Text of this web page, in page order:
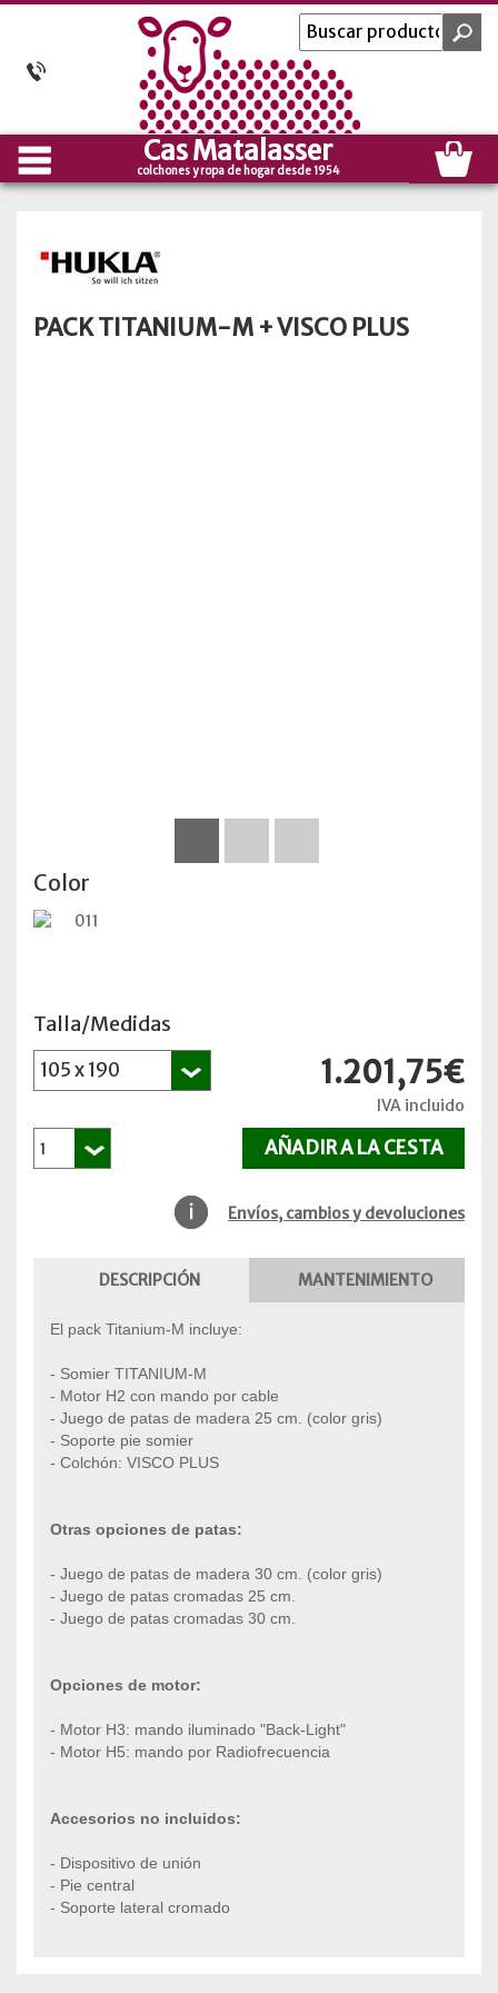
Cas Matalasser
colchones y ropa de hogar desde 1954
PACK TITANIUM-M + VISCO PLUS
Color
Talla/Medidas
1.201,75€
IVA incluido
Envíos, cambios y devoluciones
DESCRIPCIÓN MANTENIMIENTO
El pack Titanium-M incluye:
- Somier TITANIUM-M
- Motor H2 con mando por cable
- Juego de patas de madera 25 cm. (color gris)
- Soporte pie somier
- Colchón: VISCO PLUS
Otras opciones de patas:
- Juego de patas de madera 30 cm. (color gris)
- Juego de patas cromadas 25 cm.
- Juego de patas cromadas 30 cm.
Opciones de motor:
- Motor H3: mando iluminado "Back-Light"
- Motor H5: mando por Radiofrecuencia
Accesorios no incluidos:
- Dispositivo de unión
- Pie central
- Soporte lateral cromado